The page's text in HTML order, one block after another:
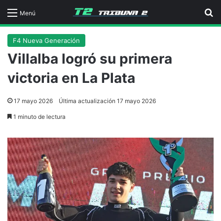
Menú
F4 Nueva Generación
Villalba logró su primera
victoria en La Plata
17 mayo 2026 Última actualización 17 mayo 2026
1 minuto de lectura